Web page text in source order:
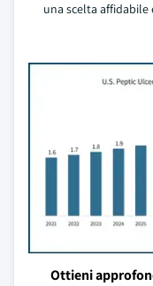
una scelta
Ottieni